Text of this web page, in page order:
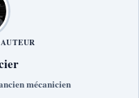
mécanicien